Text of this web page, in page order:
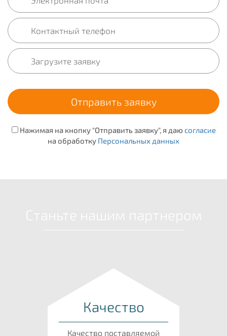
Нажимая на кнопку "Отправить заявку", я даю согласие
на обработку Персональных данных
Качество
Качество поставляемой